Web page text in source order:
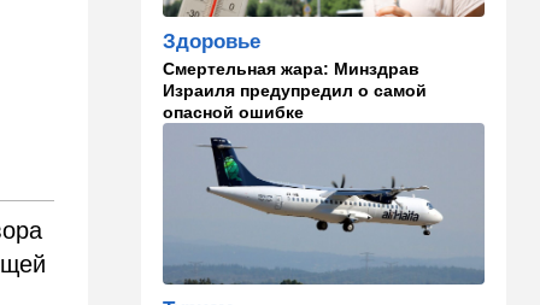
становится все страннее
14:37 В мире
Теперь и Куба заговорила о
геноциде, но Израиль в
данном случае ни при чем
14:18 Мнения
Почему этот поступок
Здоровье
Смертельная жара: Минздрав
Израиля предупредил о самой
опасной ошибке